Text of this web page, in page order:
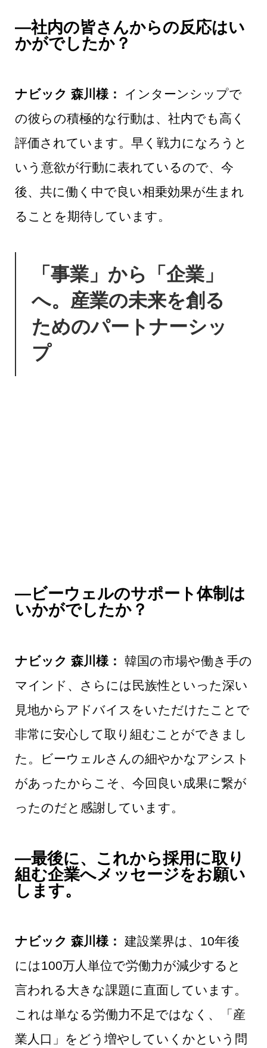
―社内の皆さんからの反応はい
かがでしたか？
ナビック 森川様：
インターンシップで
の彼らの積極的な行動は、社内でも高く
評価されています。早く戦力になろうと
いう意欲が行動に表れているので、今
後、共に働く中で良い相乗効果が生まれ
ることを期待しています。
「事業」から「企業」
へ。産業の未来を創る
ためのパートナーシッ
プ
―ビーウェルのサポート体制は
いかがでしたか？
ナビック 森川様：
韓国の市場や働き手の
マインド、さらには民族性といった深い
見地からアドバイスをいただけたことで
非常に安心して取り組むことができまし
た。ビーウェルさんの細やかなアシスト
があったからこそ、今回良い成果に繋が
ったのだと感謝しています。
―最後に、これから採用に取り
組む企業へメッセージをお願い
します。
ナビック 森川様：
建設業界は、10年後
には100万人単位で労働力が減少すると
言われる大きな課題に直面しています。
これは単なる労働力不足ではなく、「産
業人口」をどう増やしていくかという問